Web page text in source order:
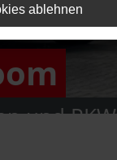
und PKW
ablehnen